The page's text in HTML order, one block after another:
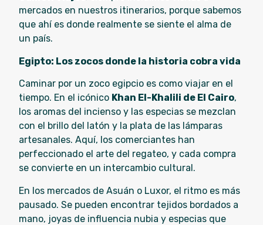
mercados en nuestros itinerarios, porque sabemos
que ahí es donde realmente se siente el alma de
un país.
Egipto: Los zocos donde la historia cobra vida
Caminar por un zoco egipcio es como viajar en el
tiempo. En el icónico Khan El-Khalili de El Cairo,
los aromas del incienso y las especias se mezclan
con el brillo del latón y la plata de las lámparas
artesanales. Aquí, los comerciantes han
perfeccionado el arte del regateo, y cada compra
se convierte en un intercambio cultural.
En los mercados de Asuán o Luxor, el ritmo es más
pausado. Se pueden encontrar tejidos bordados a
mano, joyas de influencia nubia y especias que